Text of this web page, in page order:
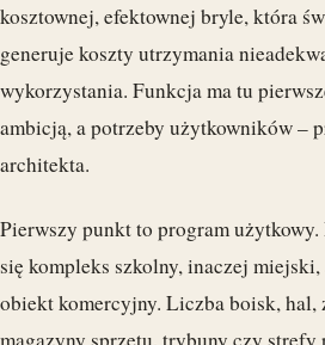
kosztownej, efektownej bryle, która
generuje koszty utrzymania
wykorzystania. Funkcja ma tu
ambicją, a potrzeby użytkowników –
architekta.
Pierwszy punkt to program
się kompleks szkolny, inaczej
obiekt komercyjny. Liczba boisk, hal,
magazyny sprzętu, trybuny czy strefy